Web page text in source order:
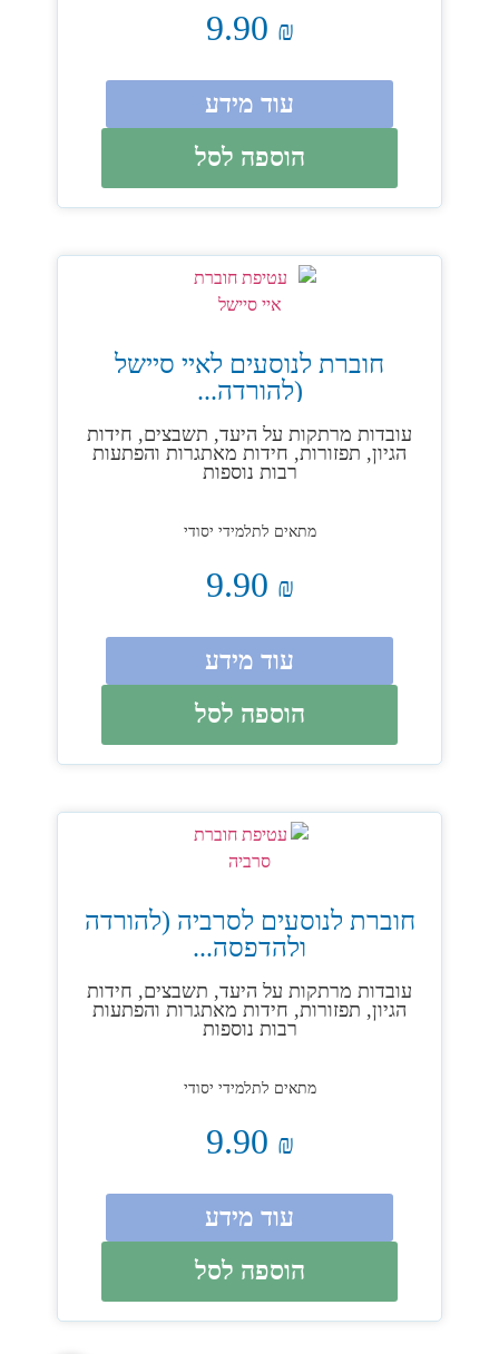
₪
עוד מידע
הוספה לסל
חוברת לנוסעים לאיי סיישל
(להורדה...
עובדות מרתקות על היעד, תשבצים, חידות
הגיון, תפזורות, חידות מאתגרות והפתעות
רבות נוספות
מתאים לתלמידי יסודי
₪
עוד מידע
הוספה לסל
חוברת לנוסעים לסרביה (להורדה
ולהדפסה...
עובדות מרתקות על היעד, תשבצים, חידות
הגיון, תפזורות, חידות מאתגרות והפתעות
רבות נוספות
מתאים לתלמידי יסודי
₪
עוד מידע
הוספה לסל